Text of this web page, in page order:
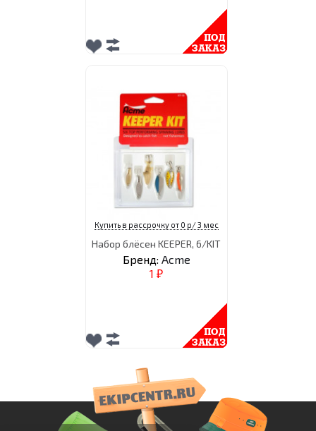
Купить в рассрочку от 0 р/ 3 мес
Набор блёсен KEEPER, 6/KIT
Бренд: Acme
1 ₽